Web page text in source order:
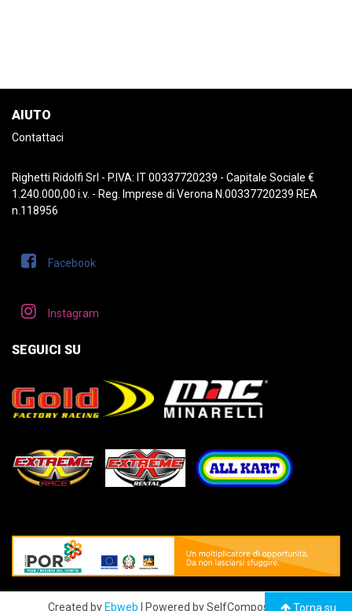
AIUTO
Contattaci
Righetti Ridolfi Srl - P.IVA: IT 00337720239 - Capitale Sociale €
1.240.000,00 i.v. - Reg. Imprese di Verona N.00337720239 REA
n.118956
Facebook
Instagram
SEGUICI SU
Created by Ebweb | Powered by SelfComposer CMSTorna su